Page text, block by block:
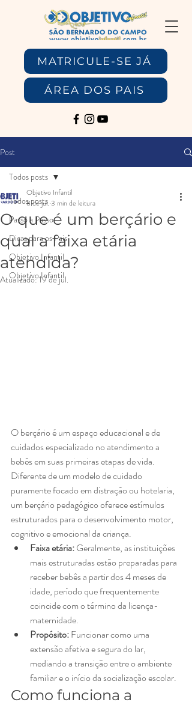
MATRICULE-SE JÁ
ÁREA DOS PAIS
Post
Todos posts
Passo a Passo
Dicas para os Pais
Objetivo Infantil
Objetivo Infantil
Todos posts
O que é um berçário e
qual a faixa etária
atendida?
Objetivo Infantil
8 de jul. 3 min de leitura
Atualizado:19 de jul.
O berçário é um espaço educacional e de
cuidados especializado no atendimento a
bebês em suas primeiras etapas de vida.
Diferente de um modelo de cuidado
puramente focado em distração ou hotelaria,
um berçário pedagógico oferece estímulos
estruturados para o desenvolvimento motor,
cognitivo e emocional da criança.
Faixa etária: Geralmente, as instituições
mais estruturadas estão preparadas para
receber bebês a partir dos 4 meses de
idade, período que frequentemente
coincide com o término da licença-
maternidade.
Propósito: Funcionar como uma
extensão afetiva e segura do lar,
mediando a transição entre o ambiente
familiar e o início da socialização escolar.
Como funciona a